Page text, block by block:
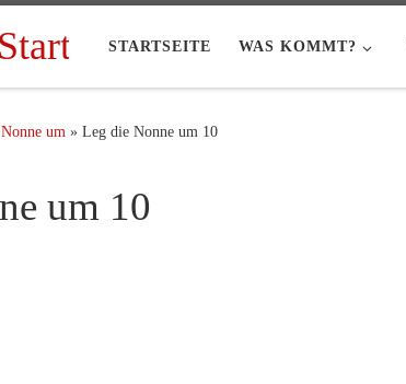
STARTSEITE WAS KOMMT?
um » Leg die Nonne um 10
um 10